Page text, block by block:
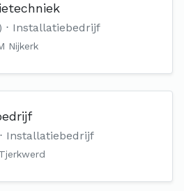
Installatiebedrijf
Nijkerk
Installatiebedrijf